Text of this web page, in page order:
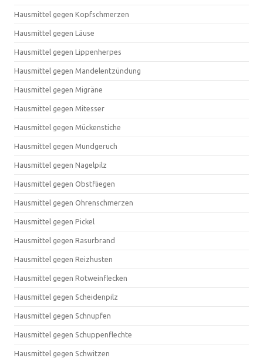
Hausmittel gegen Kopfschmerzen
Hausmittel gegen Läuse
Hausmittel gegen Lippenherpes
Hausmittel gegen Mandelentzündung
Hausmittel gegen Migräne
Hausmittel gegen Mitesser
Hausmittel gegen Mückenstiche
Hausmittel gegen Mundgeruch
Hausmittel gegen Nagelpilz
Hausmittel gegen Obstfliegen
Hausmittel gegen Ohrenschmerzen
Hausmittel gegen Pickel
Hausmittel gegen Rasurbrand
Hausmittel gegen Reizhusten
Hausmittel gegen Rotweinflecken
Hausmittel gegen Scheidenpilz
Hausmittel gegen Schnupfen
Hausmittel gegen Schuppenflechte
Hausmittel gegen Schwitzen